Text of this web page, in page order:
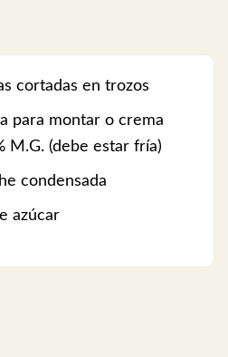
cortadas en trozos
para montar o crema
M.G. (debe estar fría)
condensada
azúcar